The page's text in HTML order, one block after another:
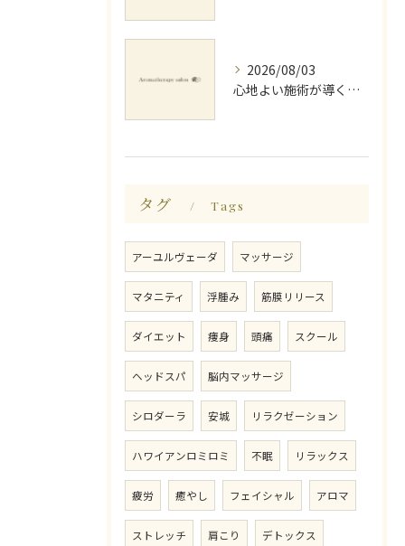
2026/08/03
心地よい施術が導く深いリラックス睡眠効果
タグ Tags
アーユルヴェーダ マッサージ
マタニティ 浮腫み 筋膜リリース
ダイエット 痩身 頭痛 スクール
ヘッドスパ 脳内マッサージ
シロダーラ 安城 リラクゼーション
ハワイアンロミロミ 不眠 リラックス
疲労 癒やし フェイシャル アロマ
ストレッチ 肩こり デトックス